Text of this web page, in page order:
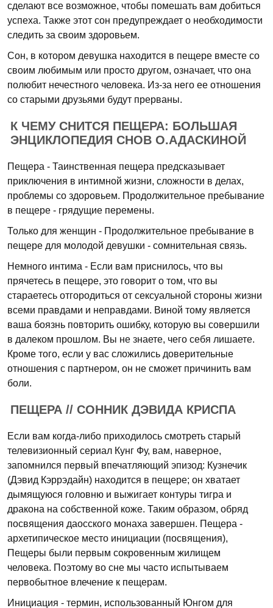
сделают все возможное, чтобы помешать вам добиться
успеха. Также этот сон предупреждает о необходимости
следить за своим здоровьем.
Сон, в котором девушка находится в пещере вместе со
своим любимым или просто другом, означает, что она
полюбит нечестного человека. Из-за него ее отношения
со старыми друзьями будут прерваны.
К ЧЕМУ СНИТСЯ ПЕЩЕРА: БОЛЬШАЯ
ЭНЦИКЛОПЕДИЯ СНОВ О.АДАСКИНОЙ
Пещера - Таинственная пещера предсказывает
приключения в интимной жизни, сложности в делах,
проблемы со здоровьем. Продолжительное пребывание
в пещере - грядущие перемены.
Только для женщин - Продолжительное пребывание в
пещере для молодой девушки - сомнительная связь.
Немного интима - Если вам приснилось, что вы
прячетесь в пещере, это говорит о том, что вы
стараетесь отгородиться от сексуальной стороны жизни
всеми правдами и неправдами. Виной тому является
ваша боязнь повторить ошибку, которую вы совершили
в далеком прошлом. Вы не знаете, чего себя лишаете.
Кроме того, если у вас сложились доверительные
отношения с партнером, он не сможет причинить вам
боли.
ПЕЩЕРА // СОННИК ДЭВИДА КРИСПА
Если вам когда-либо приходилось смотреть старый
телевизионный сериал Кунг Фу, вам, наверное,
запомнился первый впечатляющий эпизод: Кузнечик
(Дэвид Кэррэдайн) находится в пещере; он хватает
дымящуюся головню и выжигает контуры тигра и
дракона на собственной коже. Таким образом, обряд
посвящения даосского монаха завершен. Пещера -
архетипическое место инициации (посвящения),
Пещеры были первым сокровенным жилищем
человека. Поэтому во сне мы часто испытываем
первобытное влечение к пещерам.
Инициация - термин, использованный Юнгом для